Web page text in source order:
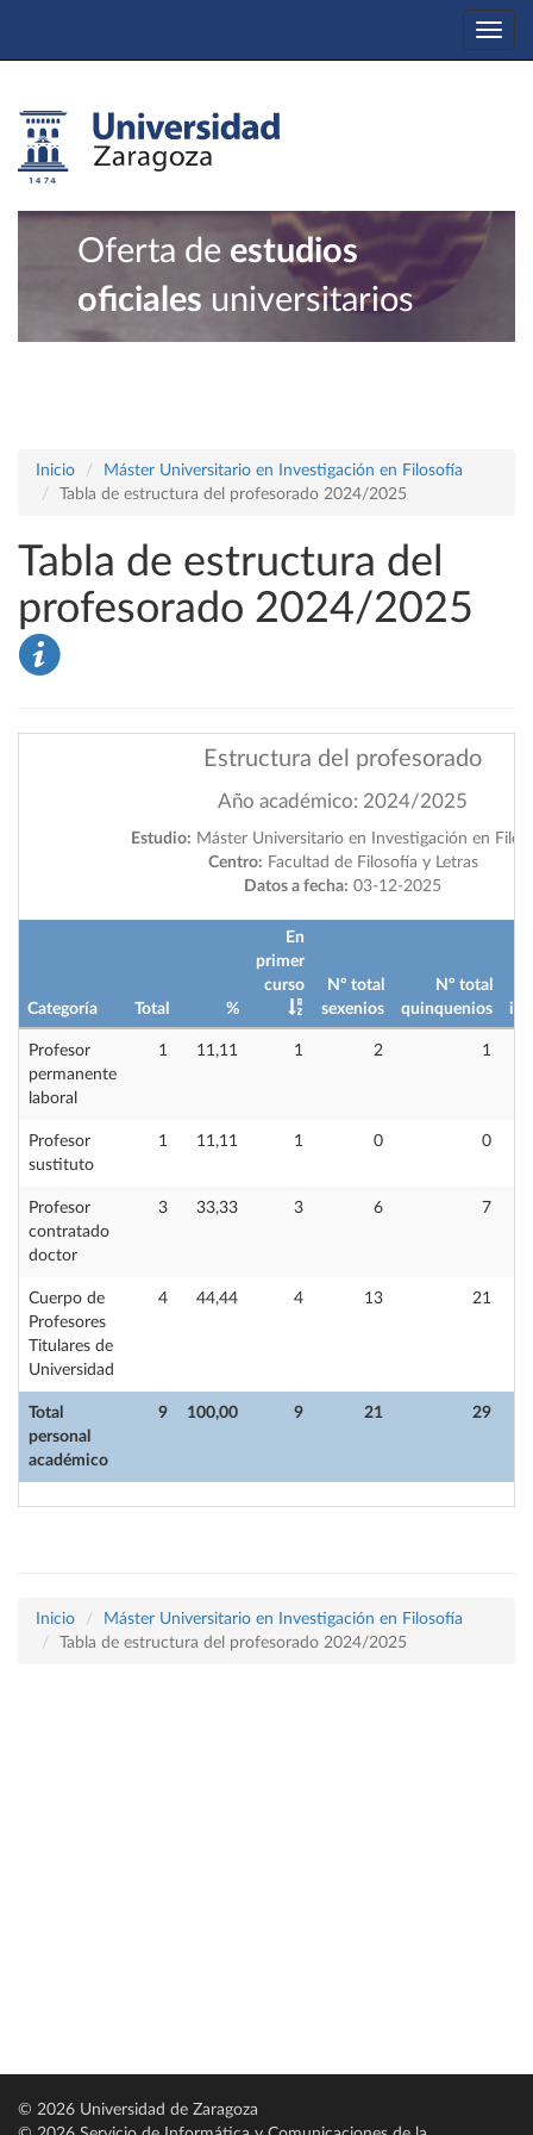
Oferta de estudios
oficiales universitarios
Inicio
Máster Universitario en Investigación en Filosofía
Tabla de estructura del profesorado 2024/2025
Tabla de estructura del
profesorado 2024/2025
Estructura del profesorado
Año académico: 2024/2025
Estudio: Máster Universitario en Investigación en
Centro: Facultad de Filosofía y Letras
Datos a fecha: 03-12-2025
Categoría Total %
En
primer
curso
Nº total
sexenios
Nº total
quinquenios
Total
personal
académico
9 100,00 9 21 29
Profesor
permanente
laboral
1 11,11 1 2 1
Profesor
sustituto
1 11,11 1 0 0
Profesor
contratado
doctor
3 33,33 3 6 7
Cuerpo de
Profesores
Titulares de
Universidad
4 44,44 4 13 21
Inicio
Máster Universitario en Investigación en Filosofía
Tabla de estructura del profesorado 2024/2025
© 2026 Universidad de Zaragoza